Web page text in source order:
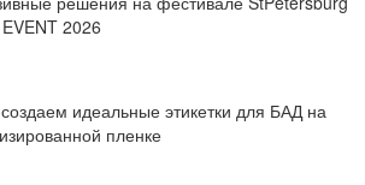
2026
идеальные этикетки для БАД на
пленке